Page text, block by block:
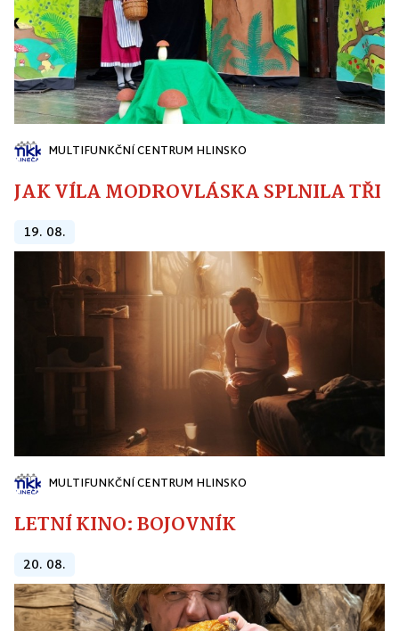
MULTIFUNKČNÍ CENTRUM HLINSKO
JAK VÍLA MODROVLÁSKA SPLNILA
19. 08.
MULTIFUNKČNÍ CENTRUM HLINSKO
LETNÍ KINO: BOJOVNÍK
20. 08.